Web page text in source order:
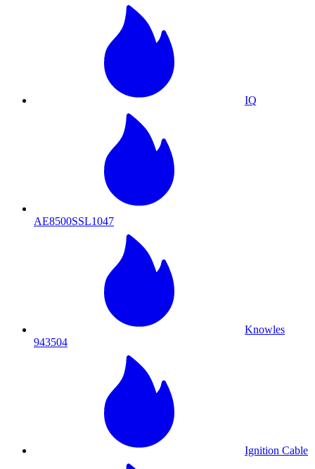
IQ
AE8500SSL1047
Knowles
943504
Ignition Cable